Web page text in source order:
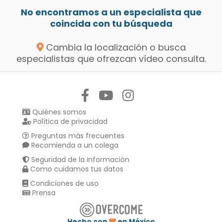
No encontramos a un especialista que
coincida con tu búsqueda
Cambia la localización o busca
especialistas que ofrezcan vídeo consulta.
Quiénes somos
Política de privacidad
Preguntas más frecuentes
Recomienda a un colega
Seguridad de la información
Como cuidamos tus datos
Condiciones de uso
Prensa